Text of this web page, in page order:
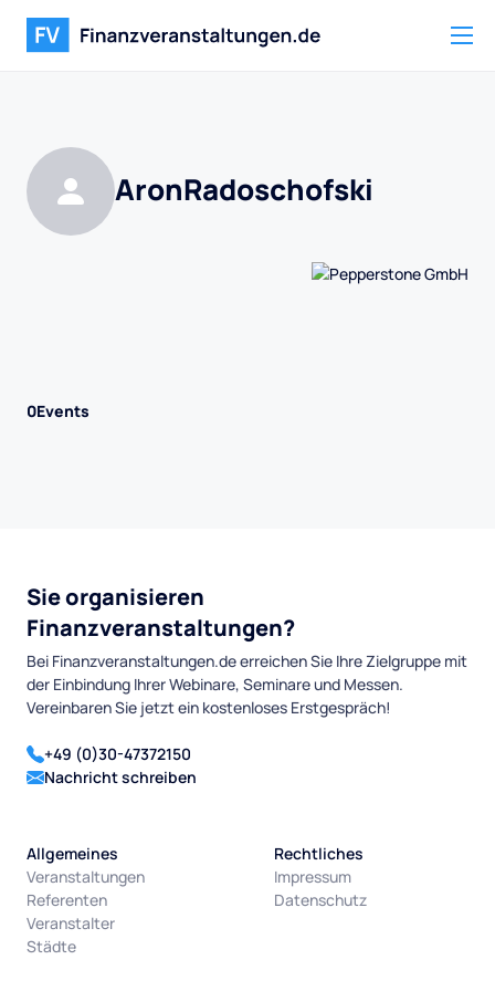
AronRadoschofski
0Events
Sie organisieren
Finanzveranstaltungen?
Bei Finanzveranstaltungen.de erreichen Sie Ihre Zielgruppe mit
der Einbindung Ihrer Webinare, Seminare und Messen.
Vereinbaren Sie jetzt ein kostenloses Erstgespräch!
+49 (0)30-47372150
Nachricht schreiben
Allgemeines
Veranstaltungen
Referenten
Veranstalter
Städte
Rechtliches
Impressum
Datenschutz